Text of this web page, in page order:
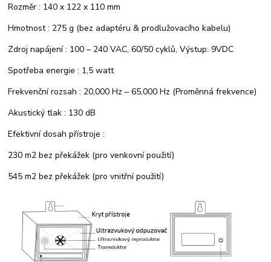
Rozměr : 140 x 122 x 110 mm
Hmotnost : 275 g (bez adaptéru & prodlužovacího kabelu)
Zdroj napájení : 100 – 240 VAC, 60/50 cyklů, Výstup: 9VDC
Spotřeba energie : 1,5 watt
Frekvenční rozsah : 20,000 Hz – 65,000 Hz (Proměnná frekvence)
Akustický tlak : 130 dB
Efektivní dosah přístroje :
230 m2 bez překážek (pro venkovní použití)
545 m2 bez překážek (pro vnitřní použití)